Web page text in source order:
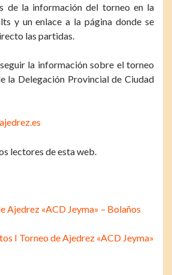
de la información del torneo en la
y un enlace a la página donde se
las partidas.
la información sobre el torneo
la Delegación Provincial de Ciudad
lectores de esta web.
Ajedrez «ACD Jeyma» – Bolaños
I Torneo de Ajedrez «ACD Jeyma»